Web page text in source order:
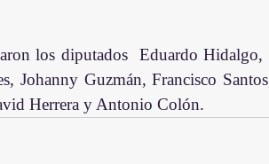
los diputados  Eduardo Hidalgo,
Johanny Guzmán, Francisco
Herrera y Antonio Colón.